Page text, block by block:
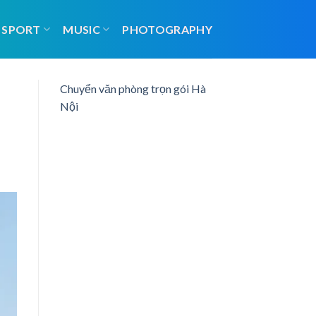
SPORT MUSIC PHOTOGRAPHY
Chuyển văn phòng trọn gói Hà
Nội